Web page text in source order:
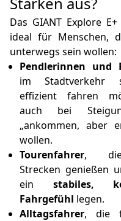
Das GIANT Explore
ideal für Menschen,
unterwegs sein wollen:
Pendlerinnen und
im Stadtverkehr
effizient fahren
auch bei
„ankommen, aber
wollen.
Tourenfahrer, die
Strecken genießen
ein stabiles,
Fahrgefühl legen.
Alltagsfahrer, die